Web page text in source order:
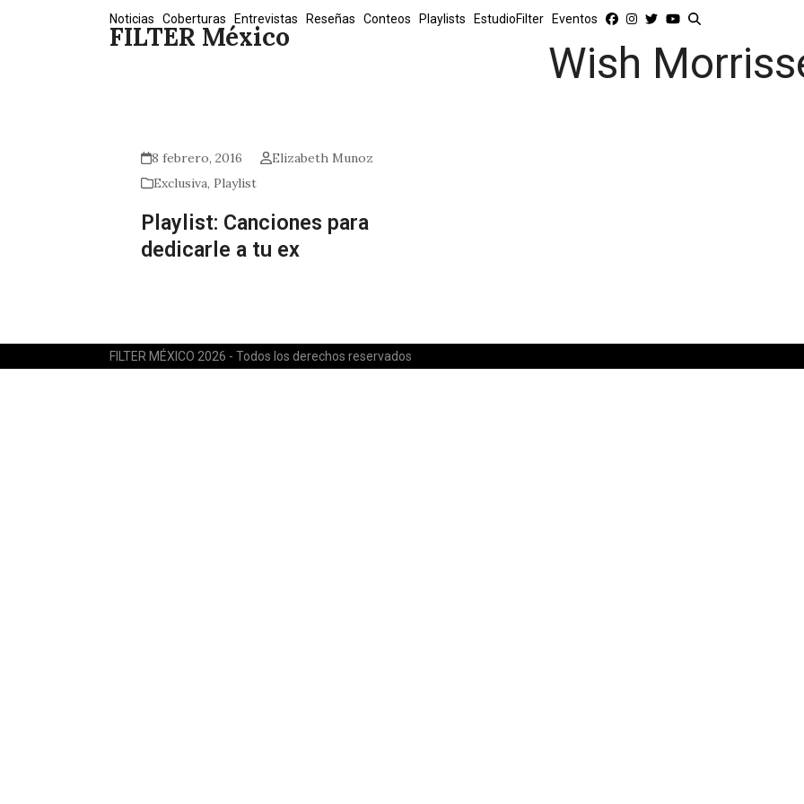
FILTER México
Noticias Coberturas Entrevistas Reseñas Conteos Playlists EstudioFilter Eventos
Wish
8 febrero, 2016
Elizabeth Munoz
Exclusiva, Playlist
Playlist: Canciones para
dedicarle a tu ex
FILTER MÉXICO 2026 - Todos los derechos reservados